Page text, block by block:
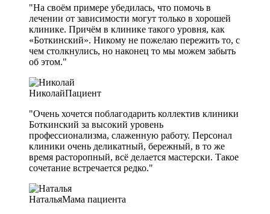
"На своём примере убедилась, что помочь в
лечении от зависимости могут только в хорошей
клинике. Причём в клинике такого уровня, как
«Боткинский». Никому не пожелаю пережить то, с
чем столкнулись, но наконец то мы можем забыть
об этом."
НиколайПациент
"Очень хочется поблагодарить коллектив клиники
Боткинский за высокий уровень
профессионализма, слаженную работу. Персонал
клиники очень деликатный, бережный, в то же
время расторопный, всё делается мастерски. Такое
сочетание встречается редко."
НатальяМама пациента